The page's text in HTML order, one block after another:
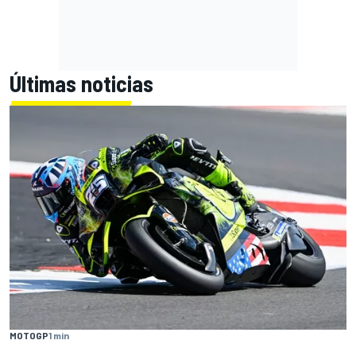
Últimas noticias
MOTOGP1 min